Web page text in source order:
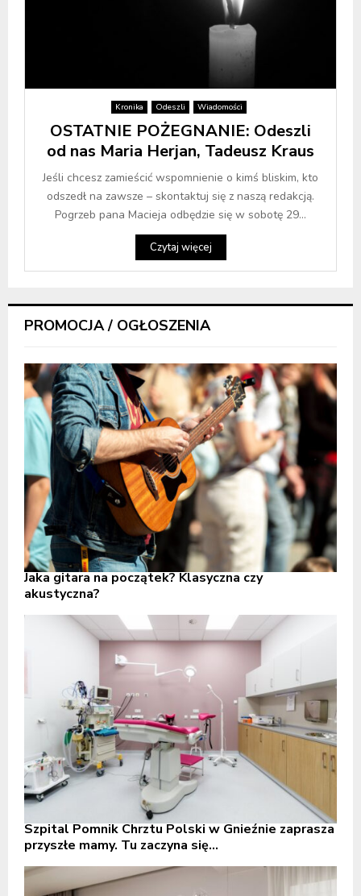
Kronika Odeszli Wiadomości
OSTATNIE POŻEGNANIE: Odeszli
od nas Maria Herjan, Tadeusz Kraus
Jeśli chcesz zamieścić wspomnienie o kimś bliskim, kto
odszedł na zawsze – skontaktuj się z naszą redakcją.
Pogrzeb pana Macieja odbędzie się w sobotę 29...
Czytaj więcej
PROMOCJA / OGŁOSZENIA
Jaka gitara na początek? Klasyczna czy
akustyczna?
Szpital Pomnik Chrztu Polski w Gnieźnie zaprasza
przyszłe mamy. Tu zaczyna się...